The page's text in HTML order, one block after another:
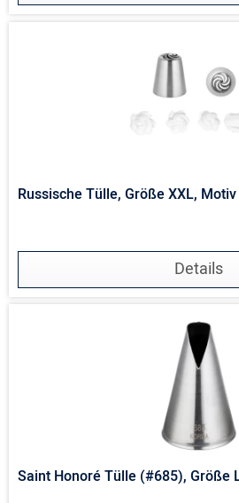
Russische Tülle, Größe XXL,
Details
Saint Honoré Tülle (#685), Größe